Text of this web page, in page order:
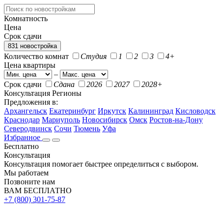
Комнатность
Цена
Срок сдачи
831 новостройка
Количество комнат Студия 1 2 3
4+
Цена квартиры
–
Срок сдачи
Сдана 2026 2027
2028+
Консультация Регионы
Предложения в:
Архангельск Екатеринбург Иркутск Калининград Кисловодск
Краснодар Мариуполь Новосибирск Омск Ростов-на-Дону
Северодвинск Сочи Тюмень Уфа
Избранное
Бесплатно
Консультация
Консультация помогает быстрее определиться с выбором.
Мы работаем
Позвоните нам
ВАМ БЕСПЛАТНО
+7 (800) 301-75-87